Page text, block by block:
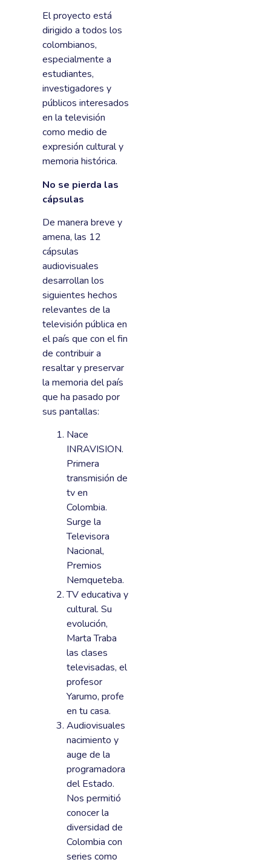
El proyecto está
dirigido a todos los
colombianos,
especialmente a
estudiantes,
investigadores y
públicos interesados
en la televisión
como medio de
expresión cultural y
memoria histórica.
No se pierda las
cápsulas
De manera breve y
amena, las 12
cápsulas
audiovisuales
desarrollan los
siguientes hechos
relevantes de la
televisión pública en
el país que con el fin
de contribuir a
resaltar y preservar
la memoria del país
que ha pasado por
sus pantallas:
Nace
INRAVISION.
Primera
transmisión de
tv en
Colombia.
Surge la
Televisora
Nacional,
Premios
Nemqueteba.
TV educativa y
cultural. Su
evolución,
Marta Traba
las clases
televisadas, el
profesor
Yarumo, profe
en tu casa.
Audiovisuales
nacimiento y
auge de la
programadora
del Estado.
Nos permitió
conocer la
diversidad de
Colombia con
series como